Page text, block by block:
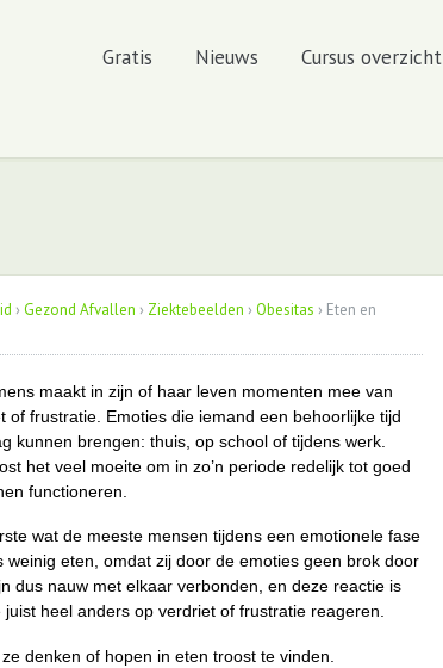
Gratis Nieuws Cursus overzicht
› Gezond Afvallen › Ziektebeelden › Obesitas › Eten en
maakt in zijn of haar leven momenten mee van
of frustratie. Emoties die iemand een behoorlijke tijd
kunnen brengen: thuis, op school of tijdens werk.
het veel moeite om in zo’n periode redelijk tot goed
functioneren.
wat de meeste mensen tijdens een emotionele fase
weinig eten, omdat zij door de emoties geen brok door
dus nauw met elkaar verbonden, en deze reactie is
heel anders op verdriet of frustratie reageren.
denken of hopen in eten troost te vinden.